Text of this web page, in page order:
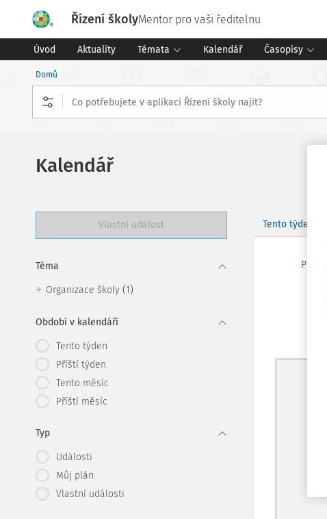
Řízení školyMentor pro vaši ředitelnu
Úvod Aktuality Témata Kalendář Časopisy
Domů
Kalendář
Vlastní událost
Téma
Organizace školy (1)
Období v kalendáři
Tento týden
Příští týden
Tento měsíc
Příští měsíc
Typ
Události
Můj plán
Vlastní události
Tento týden
Po